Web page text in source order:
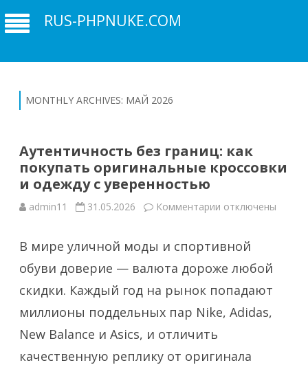
RUS-PHPNUKE.COM
MONTHLY ARCHIVES: МАЙ 2026
Аутентичность без границ: как
покупать оригинальные кроссовки
и одежду с уверенностью
admin11 31.05.2026 Комментарии к
границ:
как
покупать
оригинальные
и
одежду
с
уверенностью
отключены
В мире уличной моды и спортивной
обуви доверие — валюта дороже любой
скидки. Каждый год на рынок попадают
миллионы поддельных пар Nike, Adidas,
New Balance и Asics, и отличить
качественную реплику от оригинала